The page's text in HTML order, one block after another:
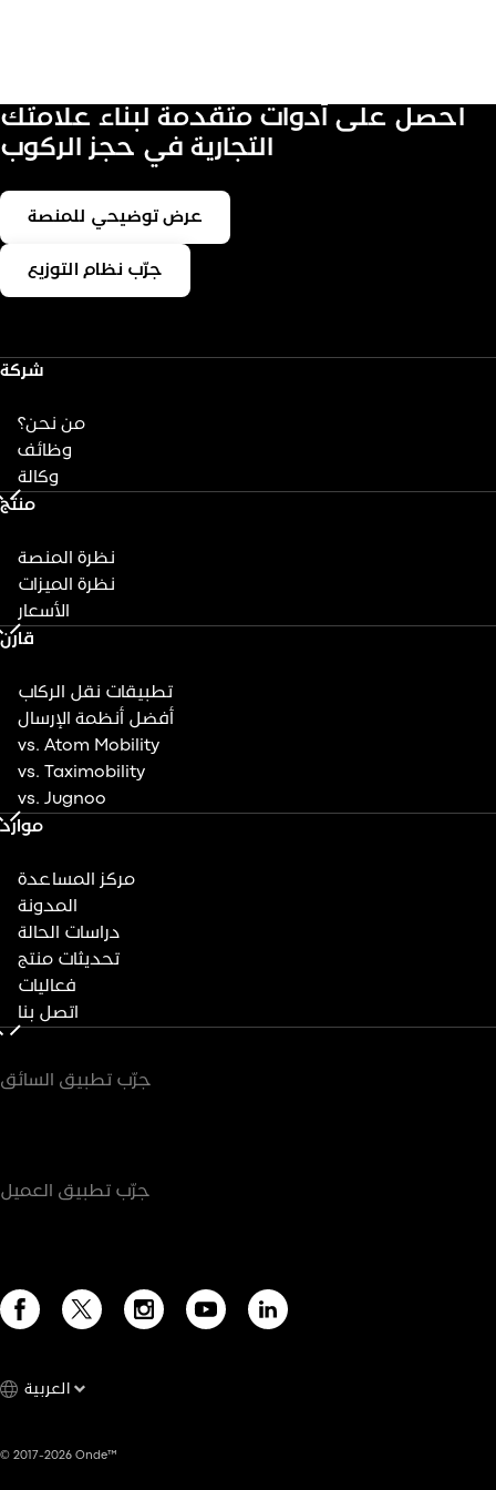
احصل على أدوات متقدمة لبناء علامتك
التجارية في حجز الركوب
عرض توضيحي للمنصة
جرّب نظام التوزيع
شركة
من نحن؟
وظائف
وكالة
منتج
نظرة المنصة
نظرة الميزات
الأسعار
قارن
تطبيقات نقل الركاب
أفضل أنظمة الإرسال
vs. Atom Mobility
vs. Taximobility
vs. Jugnoo
موارد
مركز المساعدة
المدونة
دراسات الحالة
تحديثات منتج
فعاليات
اتصل بنا
جرّب تطبيق السائق
جرّب تطبيق العميل
العربية
© 2017-2026 Onde™